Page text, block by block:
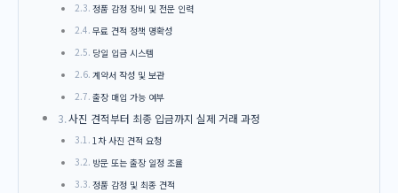
정품 감정 장비 및 전문 인력
무료 견적 정책 명확성
당일 입금 시스템
계약서 작성 및 보관
출장 매입 가능 여부
사진 견적부터 최종 입금까지 실제 거래 과정
1차 사진 견적 요청
방문 또는 출장 일정 조율
정품 감정 및 최종 견적